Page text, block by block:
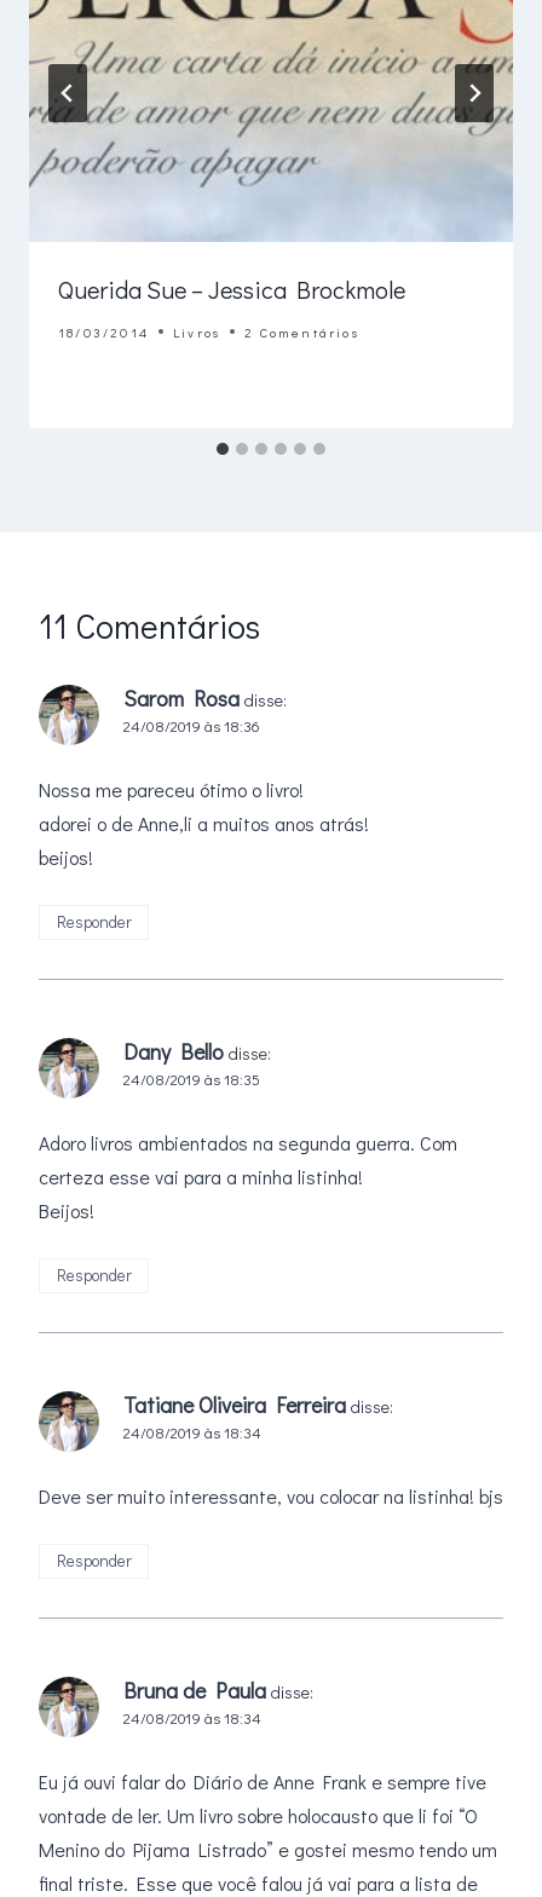
Querida Sue – Jessica Brockmole
18/03/2014 Livros 2 Comentários
11 Comentários
Sarom Rosa disse:
24/08/2019 às 18:36
Nossa me pareceu ótimo o livro!
adorei o de Anne,li a muitos anos atrás!
beijos!
Responder
Dany Bello disse:
24/08/2019 às 18:35
Adoro livros ambientados na segunda guerra. Com
certeza esse vai para a minha listinha!
Beijos!
Responder
Tatiane Oliveira Ferreira disse:
24/08/2019 às 18:34
Deve ser muito interessante, vou colocar na listinha! bjs
Responder
Bruna de Paula disse:
24/08/2019 às 18:34
Eu já ouvi falar do Diário de Anne Frank e sempre tive
vontade de ler. Um livro sobre holocausto que li foi “O
Menino do Pijama Listrado” e gostei mesmo tendo um
final triste. Esse que você falou já vai para a lista de